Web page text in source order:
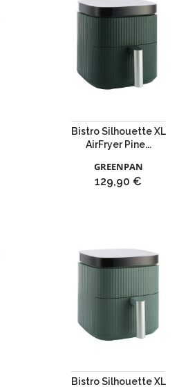
Bistro Silhouette XL
AirFryer Pine...
GREENPAN
Prix
129,90 €
Bistro Silhouette XL